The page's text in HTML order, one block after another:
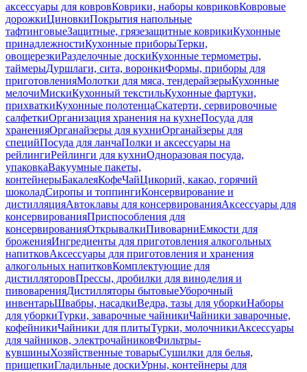
аксессуары для ковровКоврики, наборы ковриковКовровые
дорожкиЦиновкиПокрытия напольные
тафтинговыеЗащитные, грязезащитные коврикиКухонные
принадлежностиКухонные приборыТерки,
овощерезкиРазделочные доскиКухонные термометры,
таймерыДуршлаги, сита, воронкиФормы, приборы для
приготовленияМолотки для мяса, тендерайзерыКухонные
мелочиМискиКухонный текстильКухонные фартуки,
прихваткиКухонные полотенцаСкатерти, сервировочные
салфеткиОрганизация хранения на кухнеПосуда для
храненияОрганайзеры для кухниОрганайзеры для
специйПосуда для ланчаПолки и аксессуары на
рейлингиРейлинги для кухниОдноразовая посуда,
упаковкаВакуумные пакеты,
контейнерыБакалеяКофеЧайЦикорий, какао, горячий
шоколадСиропы и топпингиКонсервирование и
дистилляцияАвтоклавы для консервированияАксессуары для
консервированияПриспособления для
консервированияОткрывалкиПивоварниЕмкости для
броженияИнгредиенты для приготовления алкогольных
напитковАксессуары для приготовления и хранения
алкогольных напитковКомплектующие для
дистилляторовПрессы, дробилки для виноделия и
пивоваренияДистилляторы бытовыеУборочный
инвентарьШвабры, насадкиВедра, тазы для уборкиНаборы
для уборкиТурки, заварочные чайникиЧайники заварочные,
кофейникиЧайники для плитыТурки, молочникиАксессуары
для чайников, электрочайниковФильтры-
кувшиныХозяйственные товарыСушилки для белья,
прищепкиГладильные доскиУрны, контейнеры для